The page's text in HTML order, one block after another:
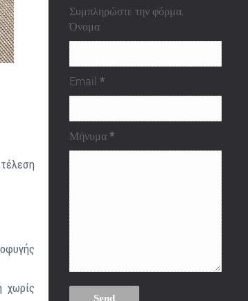
χωρίς
Συμπληρώστε την φόρμα.
Όνομα
Email *
Μήνυμα*